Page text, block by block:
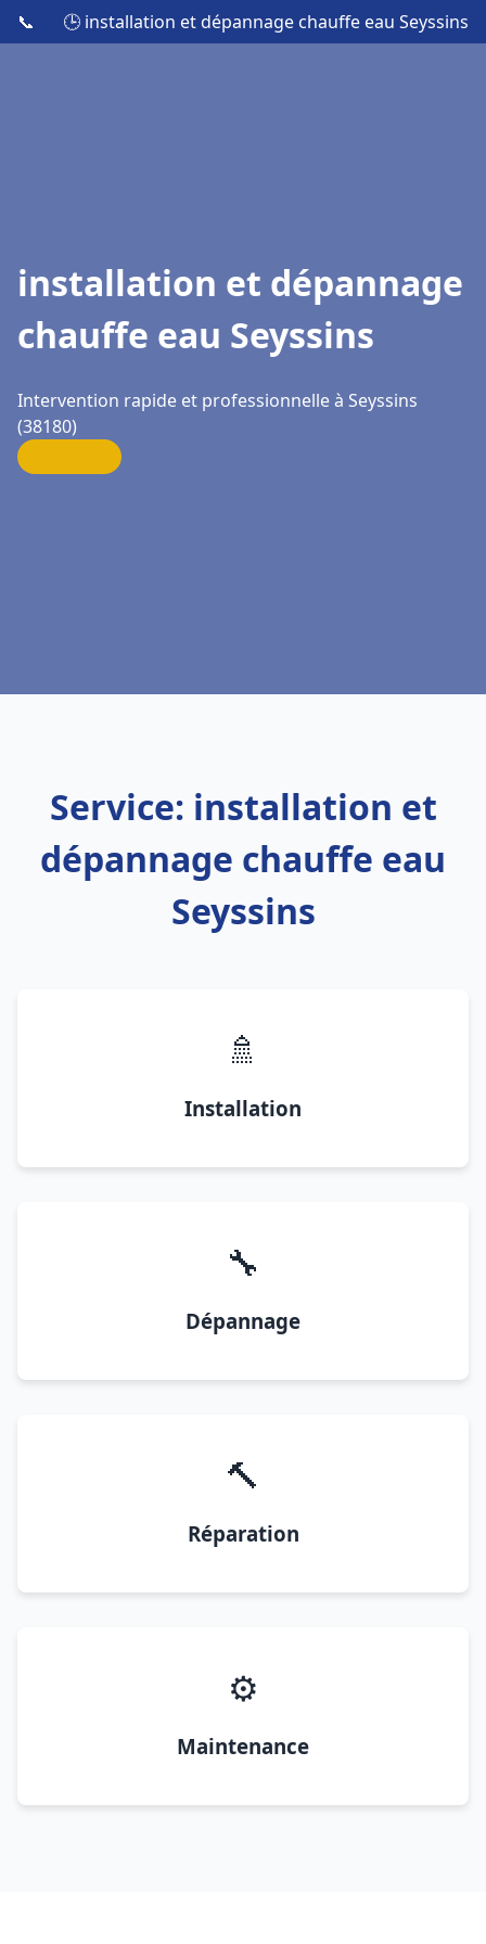
📞 🕒 installation et dépannage chauffe eau Seyssins
installation et dépannage
chauffe eau Seyssins
Intervention rapide et professionnelle à Seyssins
(38180)
Service: installation et
dépannage chauffe eau
Seyssins
🚿
Installation
🔧
Dépannage
🔨
Réparation
⚙️
Maintenance